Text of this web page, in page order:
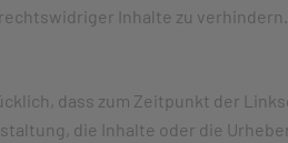
Inhalte zu verhindern.
dass zum Zeitpunkt der
die Inhalte oder die